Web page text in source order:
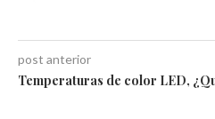
post anterior
Temperaturas de color LED,